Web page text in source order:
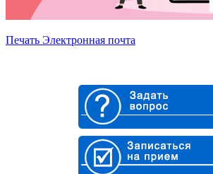
Печать Электронная почта